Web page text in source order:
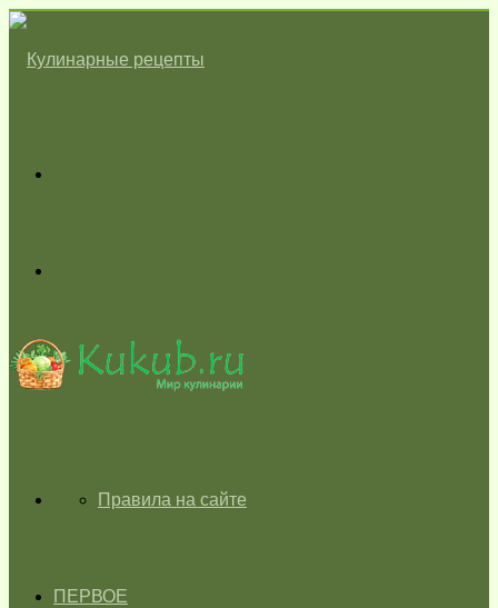
skin
ГЛАВНАЯПравила на сайте
ПЕРВОЕ